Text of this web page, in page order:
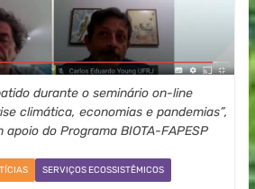
durante o seminário on-line
climática, economias e pandemias”,
apoio do Programa BIOTA-FAPESP
SERVIÇOS ECOSSISTÊMICOS